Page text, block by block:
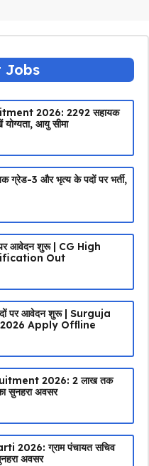
Jobs
2026: 2292 सहायक
आयु सीमा
ग्रेड-3 और भृत्य के पदों पर भर्ती,
पर आवेदन शुरू | CG High
Out
पर आवेदन शुरू | Surguja
Apply Offline
2026: ₹2 लाख तक
सुनहरा अवसर
ग्राम पंचायत सचिव
अवसर